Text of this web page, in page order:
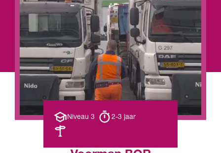
Opleiding
Niveau 3
Opleiding
duur
2-3 jaar